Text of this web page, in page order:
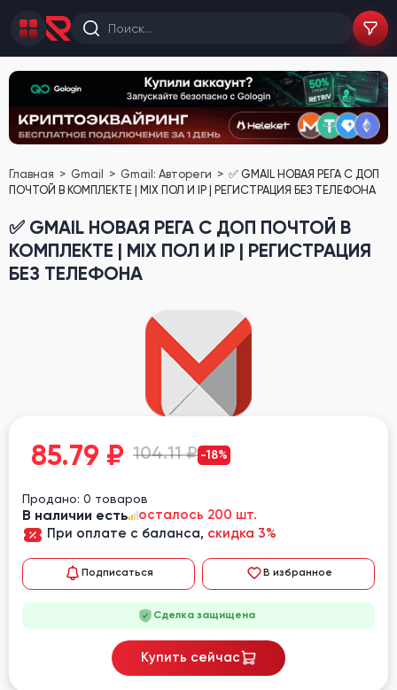
Главная Gmail Gmail: Автореги
✅ GMAIL НОВАЯ РЕГА С ДОП
ПОЧТОЙ В КОМПЛЕКТЕ | MIX ПОЛ И IP | РЕГИСТРАЦИЯ БЕЗ ТЕЛЕФОНА
✅ GMAIL НОВАЯ РЕГА С ДОП ПОЧТОЙ В
КОМПЛЕКТЕ | MIX ПОЛ И IP | РЕГИСТРАЦИЯ
БЕЗ ТЕЛЕФОНА
85.79 ₽ 104.11 ₽ -18%
Продано: 0 товаров
В наличии есть
осталось 200 шт.
При оплате с баланса, скидка 3%
Подписаться В избранное
Сделка защищена
Купить сейчас